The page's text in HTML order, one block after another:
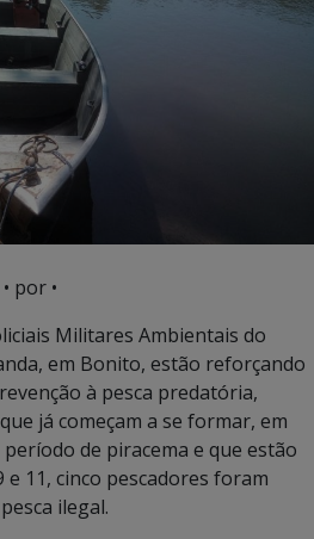
• por •
Militares Ambientais do
em Bonito, estão reforçando
à pesca predatória,
já começam a se formar, em
de piracema e que estão
11, cinco pescadores foram
ilegal.